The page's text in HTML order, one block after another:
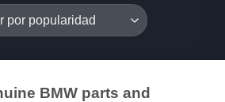
BMW parts and